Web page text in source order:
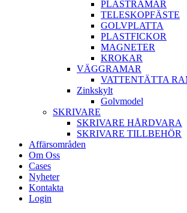
PLASTRAMAR
TELESKOPFÄSTE
GOLVPLATTA
PLASTFICKOR
MAGNETER
KROKAR
VÄGGRAMAR
VATTENTÄTTA
Zinkskylt
Golvmodel
SKRIVARE
SKRIVARE HÅRDVARA
SKRIVARE TILLBEHÖR
Affärsområden
Om Oss
Cases
Nyheter
Kontakta
Login